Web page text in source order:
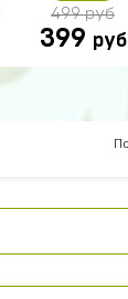
499 руб
399 руб